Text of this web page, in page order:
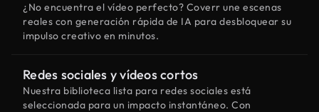
¿No encuentra el vídeo perfecto? Coverr une escenas
reales con generación rápida de IA para desbloquear su
impulso creativo en minutos.
Redes sociales y vídeos cortos
Nuestra biblioteca lista para redes sociales está
seleccionada para un impacto instantáneo. Con